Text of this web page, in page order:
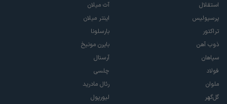
استقلال
پرسپولیس
تراکتور
ذوب آهن
سپاهان
فولاد
ملوان
گل‌گهر
آث میلان
اینتر میلان
بارسلونا
بایرن مونیخ
آرسنال
چلسی
رئال مادرید
لیورپول